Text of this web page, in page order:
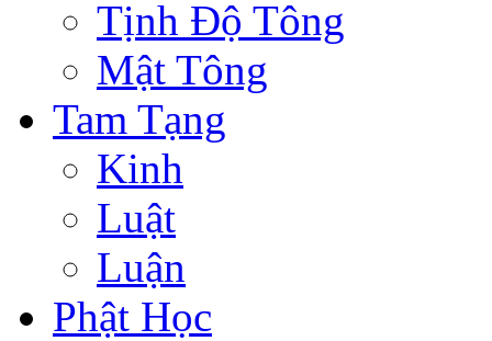
Tịnh Độ Tông
Mật Tông
Tam Tạng
Kinh
Luật
Luận
Phật Học